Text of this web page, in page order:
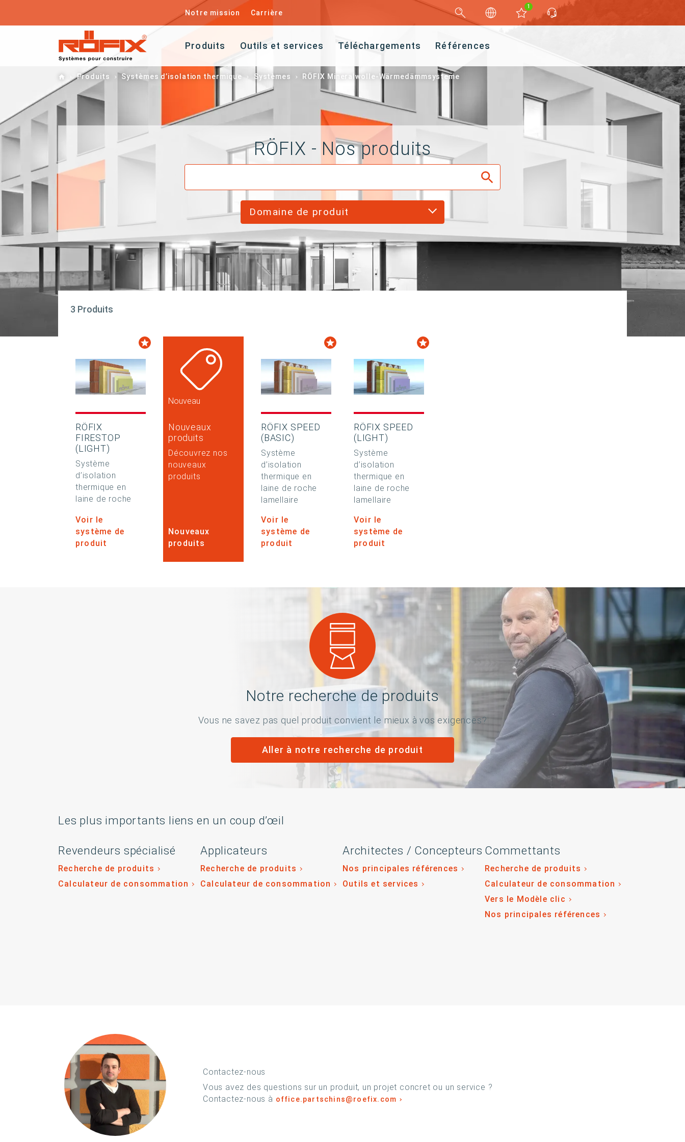
Notre mission Carrière
1
Produits Outils et services Téléchargements Références
Home
Produits Systèmes d’isolation thermique Systèmes RÖFIX Mineralwolle-Wärmedämmsysteme
RÖFIX - Nos produits
Domaine de produit
3 Produits
RÖFIX
FIRESTOP
(LIGHT)
Système
d’isolation
thermique en
laine de roche
Voir le
système de
produit
Nouveau
Nouveaux
produits
Découvrez nos
nouveaux
produits
Nouveaux
produits
RÖFIX SPEED
(BASIC)
Système
d’isolation
thermique en
laine de roche
lamellaire
Voir le
système de
produit
RÖFIX SPEED
(LIGHT)
Système
d’isolation
thermique en
laine de roche
lamellaire
Voir le
système de
produit
Notre recherche de produits
Vous ne savez pas quel produit convient le mieux à vos exigences?
Aller à notre recherche de produit
Les plus importants liens en un coup d’œil
Revendeurs spécialisé
Recherche de produits
Calculateur de consommation
Applicateurs
Recherche de produits
Calculateur de consommation
Architectes / Concepteurs
Nos principales références
Outils et services
Commettants
Recherche de produits
Calculateur de consommation
Vers le Modèle clic
Nos principales références
Contactez-nous
Vous avez des questions sur un produit, un projet concret ou un service ?
Contactez-nous à office.partschins@roefix.com